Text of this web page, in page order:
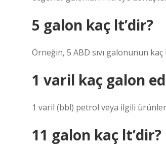
5 galon kaç lt’dir?
Örneğin, 5 ABD sıvı galonunun
1 varil kaç galon
1 varil (bbl) petrol veya ilgili
11 galon kaç lt’dir?